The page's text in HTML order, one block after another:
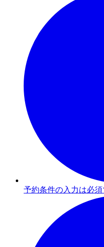
予約条件の入力は必須